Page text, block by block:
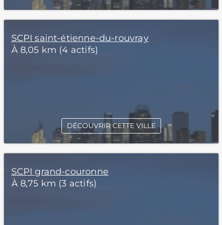
SCPI saint-étienne-du-rouvray
À 8,05 km (4 actifs)
DÉCOUVRIR CETTE VILLE
SCPI grand-couronne
À 8,75 km (3 actifs)